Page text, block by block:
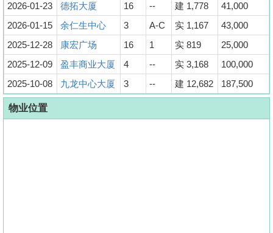
2026-01-23
德拓大厦 16 -- 建 1,778
41,000
2026-01-15
余仁生中心 3 A-C 实 1,167
43,000
2025-12-28
康宏广场 16 1 实 819
25,000
2025-12-09
盈丰商业大厦 4 -- 实 3,168
100,000
2025-10-08
九龙中心大厦 3 -- 建 12,682 187,500
物业位置